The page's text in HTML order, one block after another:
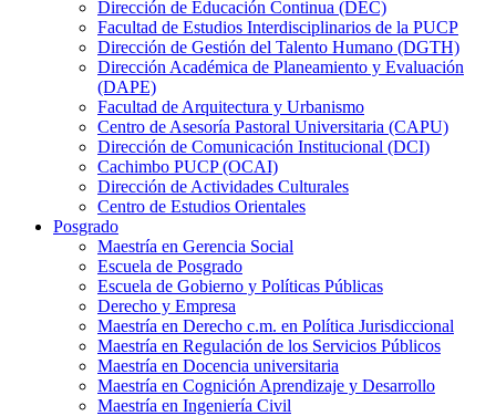
Dirección de Educación Continua (DEC)
Facultad de Estudios Interdisciplinarios de la PUCP
Dirección de Gestión del Talento Humano (DGTH)
Dirección Académica de Planeamiento y Evaluación
(DAPE)
Facultad de Arquitectura y Urbanismo
Centro de Asesoría Pastoral Universitaria (CAPU)
Dirección de Comunicación Institucional (DCI)
Cachimbo PUCP (OCAI)
Dirección de Actividades Culturales
Centro de Estudios Orientales
Posgrado
Maestría en Gerencia Social
Escuela de Posgrado
Escuela de Gobierno y Políticas Públicas
Derecho y Empresa
Maestría en Derecho c.m. en Política Jurisdiccional
Maestría en Regulación de los Servicios Públicos
Maestría en Docencia universitaria
Maestría en Cognición Aprendizaje y Desarrollo
Maestría en Ingeniería Civil